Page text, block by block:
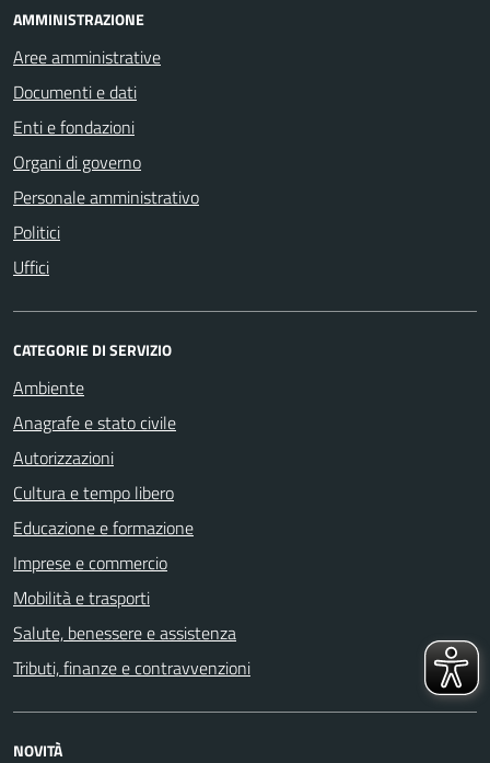
AMMINISTRAZIONE
Aree amministrative
Documenti e dati
Enti e fondazioni
Organi di governo
Personale amministrativo
Politici
Uffici
CATEGORIE DI SERVIZIO
Ambiente
Anagrafe e stato civile
Autorizzazioni
Cultura e tempo libero
Educazione e formazione
Imprese e commercio
Mobilità e trasporti
Salute, benessere e assistenza
Tributi, finanze e contravvenzioni
NOVITÀ